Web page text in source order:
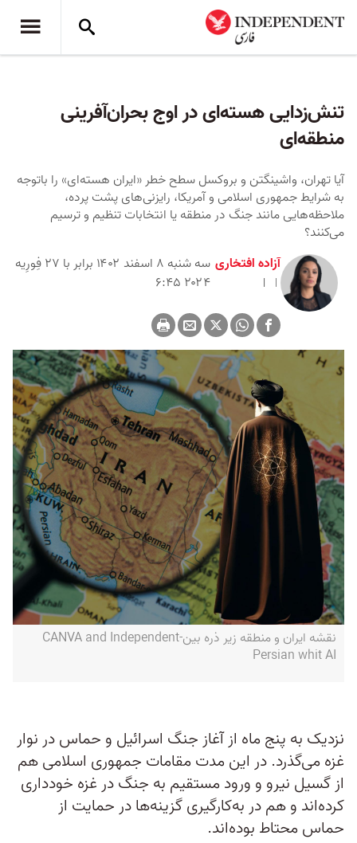
تنش‌زدایی هسته‌ای در اوج بحران‌آفرینی
منطقه‌ای
آیا تهران، واشینگتن و بروکسل سطح خطر «ایران هسته‌ای» را باتوجه
به شرایط جمهوری اسلامی و آمریکا، رایزنی‌های پشت پرده،
ملاحظه‌هایی مانند جنگ در منطقه یا انتخابات تنظیم و ترسیم
می‌کنند؟
آزاده افتخاری
سه شنبه ۸ اسفند ۱۴۰۲ برابر با ۲۷ فِورِیه
۲۰۲۴ ۶:۴۵
نقشه ایران و منطقه زیر ذره بین-CANVA and Independent
Persian whit AI
نزدیک به پنج ماه از آغاز جنگ اسرائیل و حماس در نوار
غزه می‌گذرد. در این مدت مقامات جمهوری اسلامی هم
از گسیل نیرو و ورود مستقیم به جنگ در غزه خودداری
کرده‌اند و هم در به‌کارگیری گزینه‌ها در حمایت از
حماس محتاط بوده‌اند.